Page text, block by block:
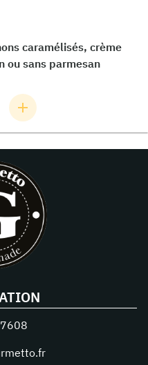
caramélisés, crème
ou sans parmesan